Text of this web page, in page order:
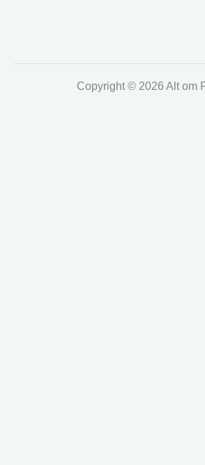
Copyright © 2026 Alt om